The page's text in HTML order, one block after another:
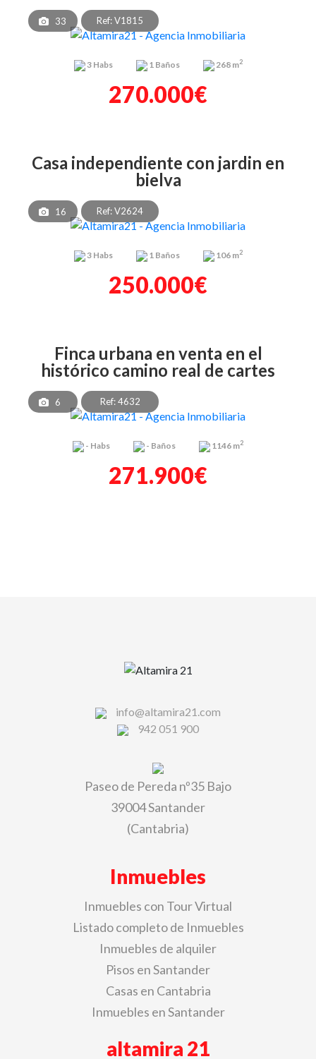
33 Ref: V1815
3Habs 1 Baños 268 m2
270.000€
casa independiente con jardin en
bielva
16 Ref: V2624
3Habs 1 Baños 106 m2
250.000€
finca urbana en venta en el
histórico camino real de cartes
6 Ref: 4632
- Habs - Baños 1146 m2
271.900€
info@altamira21.com
942 051 900
Paseo de Pereda nº35 Bajo
39004 Santander
(Cantabria)
Inmuebles
Inmuebles con Tour Virtual
Listado completo de Inmuebles
Inmuebles de alquiler
Pisos en Santander
Casas en Cantabria
Inmuebles en Santander
altamira 21